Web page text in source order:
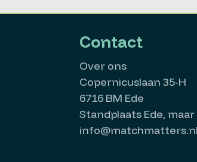
Contact
Over ons
Copernicuslaan 35-H
6716 BM Ede
Standplaats Ede,
info@matchmatters.nl